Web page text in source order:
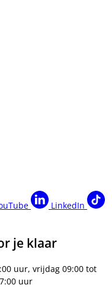
LinkedIn
je klaar
uur, vrijdag 09:00 tot
uur